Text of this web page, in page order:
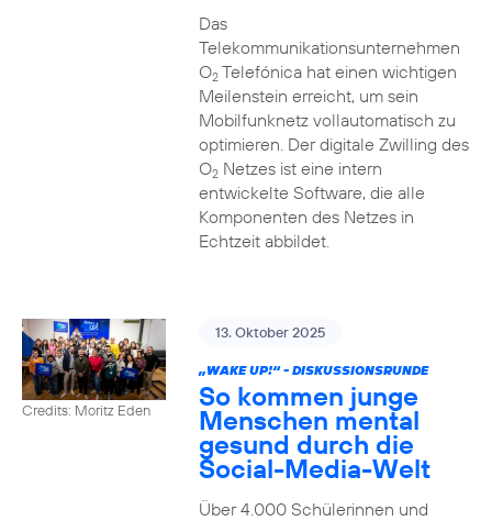
Das
Telekommunikationsunternehmen
O2Telefónica hat einen wichtigen
Meilenstein erreicht, um sein
Mobilfunknetz vollautomatisch zu
optimieren. Der digitale Zwilling des
O2Netzes ist eine intern
entwickelte Software, die alle
Komponenten des Netzes in
Echtzeit abbildet.
Credits: Moritz Eden
13. Oktober 2025
„WAKE UP!“ - DISKUSSIONSRUNDE
So kommen junge
Menschen mental
gesund durch die
Social-Media-Welt
Über 4.000 Schülerinnen und